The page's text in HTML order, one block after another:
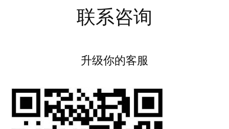
联系咨询
升级你的客服